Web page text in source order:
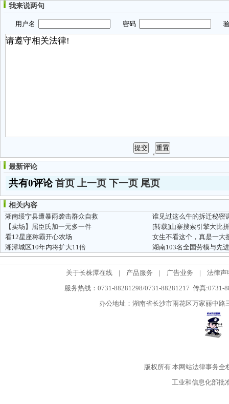
我来说两句
用户名 密码 验
最新评论
共有0评论首页 上一页 下一页 尾页
相关内容
湖南绥宁县遭暴雨袭击群众自救
谁见过这么牛的拆迁秘密
【卖场】屈臣氏加一元多一件
[转载]山寨搜索引擎大比
看12星座称霸开心农场
女生不看这个，真是一大
湘潭城区10年内将扩大11倍
湖南103名全国劳模与先
关于长株潭在线 | 产品服务 | 广告业务 |
法律声
服务热线：0731-88281298/0731-88281217 传真:0731-
办公地址：湖南省长沙市雨花区万家丽中
版权所有本网站法律事务全
工业和信息化部批